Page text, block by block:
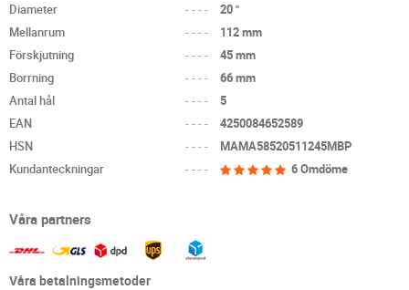
Diameter
----
20 "
Mellanrum
----
112 mm
Förskjutning
----
45 mm
Borrning
----
66 mm
Antal hål
----
5
EAN
----
4250084652589
HSN
----
MAMA58520511245MBP
Kundanteckningar
---- 6 Omdöme
Våra partners
Våra betalningsmetoder